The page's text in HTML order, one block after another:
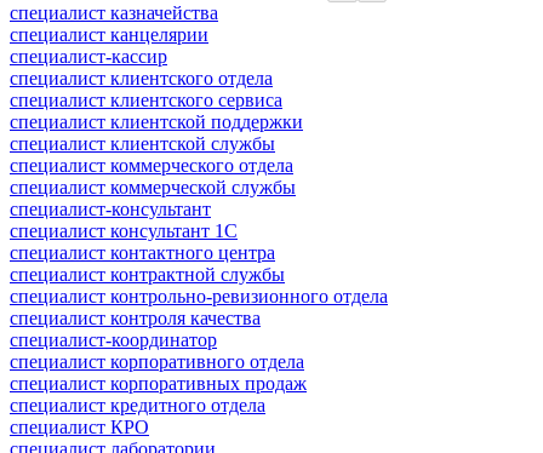
специалист казначейства
специалист канцелярии
специалист-кассир
специалист клиентского отдела
специалист клиентского сервиса
специалист клиентской поддержки
специалист клиентской службы
специалист коммерческого отдела
специалист коммерческой службы
специалист-консультант
специалист консультант 1С
специалист контактного центра
специалист контрактной службы
специалист контрольно-ревизионного отдела
специалист контроля качества
специалист-координатор
специалист корпоративного отдела
специалист корпоративных продаж
специалист кредитного отдела
специалист КРО
специалист лаборатории